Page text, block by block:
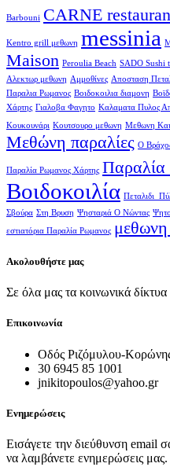
Barbouni CARNE
Kentro grill μεθωνη messinia
Maison Peroulia Beach SADO Sushi
Αλεκτωρ μεθωνη Αμμοθίνες Αποσταση
Παραλια Ρωμανος Βοιδοκοιλια διαμονη
Χάρτης Γιαλοβα Φαγητο Καλαματα Πυλος
Κουκουνάρι Κουτσουρο μεθωνη Μεθωνη
Μεθώνη παραλίες Ο
Παραλία Ρωμανος Χάρτης Παραλία
Βοιδοκοιλία Πεταλιδι
Σβούρα Στη Βρυση Ψησταριά Ο Νώντας
εστιατόρια Παραλία Ρωμανος
Ακολουθήστε μας
Σε όλα μας τα κοινωνικά
Επικοινωνία
Οδός Ριζόμυλου-
30 6945 85 1001
jnikitopoulos@yahoo.gr
Ενημερώσεις
Εισάγετε την διεύθυνση email
να λαμβάνετε ενημερώσεις μας.